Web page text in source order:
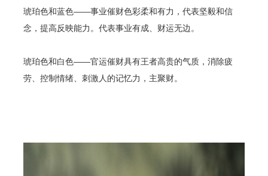
琥珀色和蓝色——事业催财色彩柔和有力，代表坚毅和信
念，提高反映能力。代表事业有成、财运无边。
琥珀色和白色——官运催财具有王者高贵的气质，消除疲
劳、控制情绪、刺激人的记忆力，主聚财。